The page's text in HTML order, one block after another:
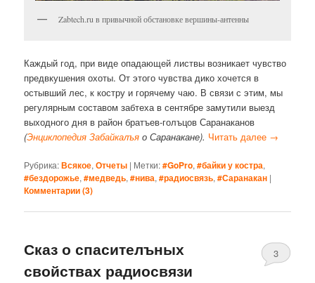
Zabtech.ru в привычной обстановке вершины-антенны
Каждый год, при виде опадающей листвы возникает чувство
предвкушения охоты. От этого чувства дико хочется в
остывший лес, к костру и горячему чаю. В связи с этим, мы
регулярным составом забтеха в сентябре замутили выезд
выходного дня в район братъев-голъцов Саранаканов
(Энциклопедия Забайкалъя о Саранакане). Читать далее →
Рубрика:Всякое,Отчеты | Метки:#GoPro,#байки у костра,
#бездорожье,#медведь,#нива,#радиосвязь,#Саранакан |
Комментарии (3)
Сказ о спасителъных
свойствах радиосвязи
3